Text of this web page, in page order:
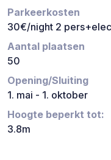
Parkeerkosten
30€/night 2
Aantal plaatsen
50
Opening/Sluiting
1. mai - 1. oktober
Hoogte beperkt tot:
3.8m